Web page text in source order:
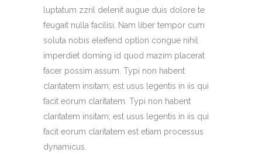
luptatum zzril delenit augue duis dolore te
feugait nulla facilisi. Nam liber tempor cum
soluta nobis eleifend option congue nihil
imperdiet doming id quod mazim placerat
facer possim assum. Typi non habent
claritatem insitam; est usus legentis in iis qui
facit eorum claritatem. Typi non habent
claritatem insitam; est usus legentis in iis qui
facit eorum claritatem est etiam processus
dynamicus.